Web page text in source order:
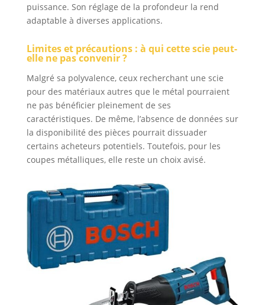
puissance. Son réglage de la profondeur la rend
adaptable à diverses applications.
Limites et précautions : à qui cette scie peut-
elle ne pas convenir ?
Malgré sa polyvalence, ceux recherchant une scie
pour des matériaux autres que le métal pourraient
ne pas bénéficier pleinement de ses
caractéristiques. De même, l’absence de données sur
la disponibilité des pièces pourrait dissuader
certains acheteurs potentiels. Toutefois, pour les
coupes métalliques, elle reste un choix avisé.